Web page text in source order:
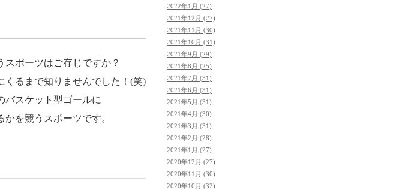
ポーツはご存じですか？
るまで知りませんでした！(笑)
バスケット型ゴールに
を競うスポーツです。
2022年1月 (27)
2021年12月 (27)
2021年11月 (30)
2021年10月 (31)
2021年9月 (29)
2021年8月 (25)
2021年7月 (31)
2021年6月 (31)
2021年5月 (31)
2021年4月 (30)
2021年3月 (31)
2021年2月 (28)
2021年1月 (27)
2020年12月 (27)
2020年11月 (30)
2020年10月 (32)